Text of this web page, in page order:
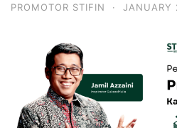
PROMOTOR STIFIN · JANUARY